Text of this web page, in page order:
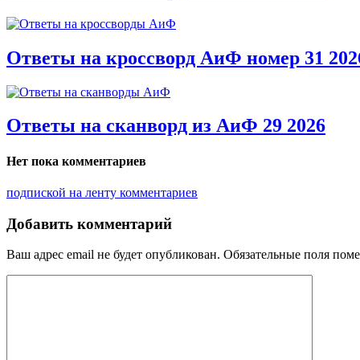
Ответы на кроссворд АиФ номер 31
Ответы на сканворд из АиФ 29 2026
Нет пока комментариев
подпиской на ленту комментариев
Добавить комментарий
Ваш адрес email не будет опубликован. Обязательные поля